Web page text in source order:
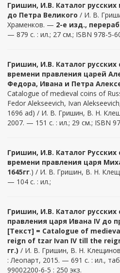
Гришин, И.В. Каталог
до Петра Великого / И. В.
Храменков. — 2-е изд.,
— 879 с. : ил.; 27 см.; ISBN 978-5-
Гришин, И.В. Каталог
времени правления царей
Федора, Ивана и Петра
Catalogue of medieval coins of
Fedor Alekseevich, Ivan
1696 ad) / И. В. Гришин, В. Н.
2007. — 151 с. : ил.; 29 см.; ISBN
Гришин, И.В. Каталог
времени правления царя
1645гг.) / И. В. Гришин, В. Н.
— 104 с. : ил.;
Гришин, И.В. Каталог
правления царя Ивана IV до
[Текст] = Catalogue of
reign of tzar Ivan IV till the
гг.) / И. В. Гришин, В. Н.
: Леопарт, 2015. — 691 с. : ил.,
99002200-6-5 : 250 экз.